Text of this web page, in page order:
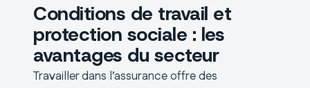
Conditions de travail et
protection sociale : les
avantages du secteur
Travailler dans l’assurance offre des